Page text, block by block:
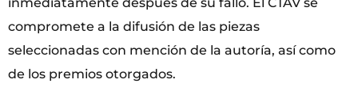
inmediatamente después de su fallo. El CTAV se
compromete a la difusión de las piezas
seleccionadas con mención de la autoría, así como
de los premios otorgados.